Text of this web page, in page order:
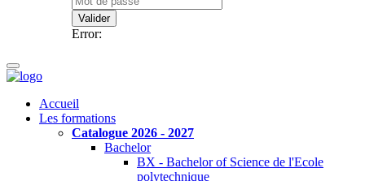
Valider
Error:
Accueil
Les formations
Catalogue 2026 - 2027
Bachelor
BX - Bachelor of Science de l'Ecole
polytechnique